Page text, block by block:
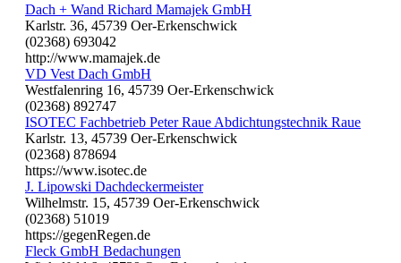
Dach + Wand Richard Mamajek GmbH
Karlstr. 36, 45739 Oer-Erkenschwick
(02368) 693042
http://www.mamajek.de
VD Vest Dach GmbH
Westfalenring 16, 45739 Oer-Erkenschwick
(02368) 892747
ISOTEC Fachbetrieb Peter Raue Abdichtungstechnik Raue
Karlstr. 13, 45739 Oer-Erkenschwick
(02368) 878694
https://www.isotec.de
J. Lipowski Dachdeckermeister
Wilhelmstr. 15, 45739 Oer-Erkenschwick
(02368) 51019
https://gegenRegen.de
Fleck GmbH Bedachungen